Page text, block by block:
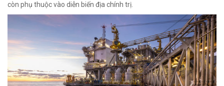
còn phụ thuộc vào diễn biến địa chính trị.